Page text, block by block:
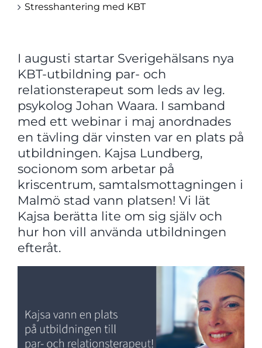
Stresshantering med KBT
I augusti startar Sverigehälsans nya
KBT-utbildning par- och
relationsterapeut som leds av leg.
psykolog Johan Waara. I samband
med ett webinar i maj anordnades
en tävling där vinsten var en plats på
utbildningen. Kajsa Lundberg,
socionom som arbetar på
kriscentrum, samtalsmottagningen i
Malmö stad vann platsen! Vi lät
Kajsa berätta lite om sig själv och
hur hon vill använda utbildningen
efteråt.